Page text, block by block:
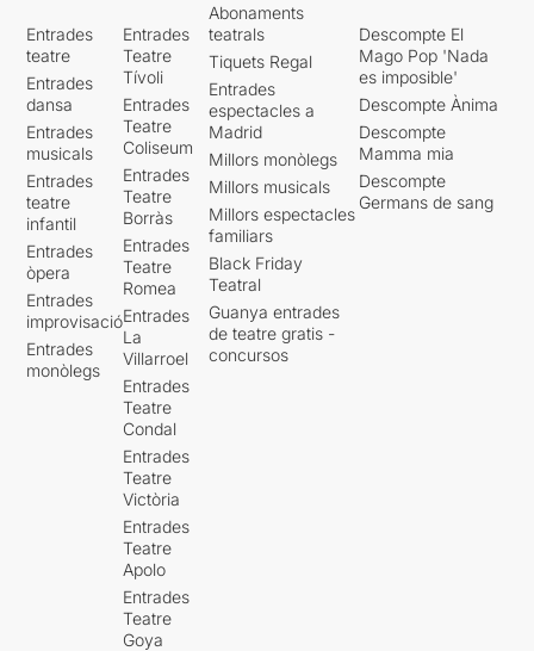
Entrades
teatre
Entrades
dansa
Entrades
musicals
Entrades
teatre
infantil
Entrades
òpera
Entrades
improvisació
Entrades
monòlegs
Entrades
Teatre
Tívoli
Entrades
Teatre
Coliseum
Entrades
Teatre
Borràs
Entrades
Teatre
Romea
Entrades
La
Villarroel
Entrades
Teatre
Condal
Entrades
Teatre
Victòria
Entrades
Teatre
Apolo
Entrades
Teatre
Goya
Abonaments
teatrals
Tiquets Regal
Entrades
espectacles a
Madrid
Millors monòlegs
Millors musicals
Millors espectacles
familiars
Black Friday
Teatral
Guanya entrades
de teatre gratis -
concursos
Descompte El
Mago Pop 'Nada
es imposible'
Descompte Ànima
Descompte
Mamma mia
Descompte
Germans de sang